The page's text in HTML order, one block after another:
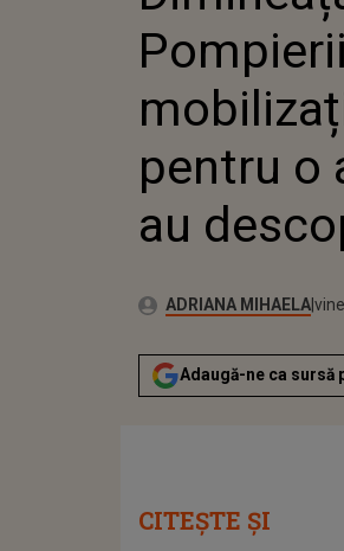
pentru o
au
Autor:ADRIANA MIHAELAjoi,
Adaugă-ne ca sursă
CITEȘTE ȘI